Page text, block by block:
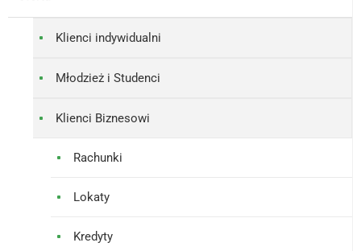
Klienci indywidualni
Młodzież i Studenci
Klienci Biznesowi
Rachunki
Lokaty
Kredyty